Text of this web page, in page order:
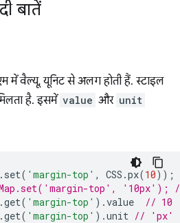
बातें
में वैल्यू, यूनिट से अलग होती हैं. स्टाइल
है. इसमें value और unit
. set( 'margin-top' , CSS .px(10));
top', '10px');
.get( 'margin-top' ).value
// 10
.get( 'margin-top' ).unit // 'px'